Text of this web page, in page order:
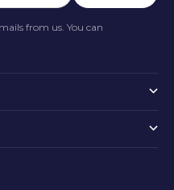
from us. You can